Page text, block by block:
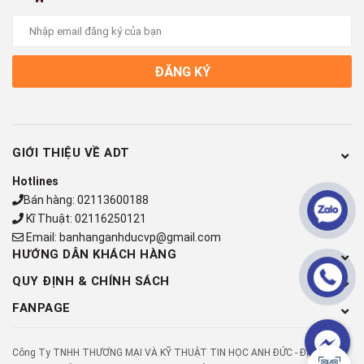
Cổng kết nối
Trang bị đầy đủ những kết nối tiên tiến nhất hiện nay. Chúng ta
có 2 cổng USB 3.1 Gen 1; cổng mạng LAN; HDMI; jack tai nghe
3.5mm và đặc biệt là cổng USB Type-C 3.1 Gen 1, cho tốc độ
truyền dữ liệu nhanh vượt trội.
ĐĂNG KÝ
GIỚI THIỆU VỀ ADT
Hotlines
Bán hàng: 02113600188
Kĩ Thuật: 02116250121
Email: banhanganhducvp@gmail.com
HƯỚNG DẪN KHÁCH HÀNG
QUY ĐỊNH & CHÍNH SÁCH
FANPAGE
Công Ty TNHH THƯƠNG MẠI VÀ KỸ THUẬT TIN HỌC ANH ĐỨC - Địa chỉ: Số